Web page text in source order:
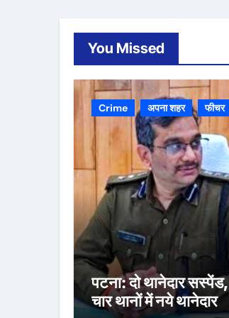
You Missed
Crime अपना शहर फीचर
पटना: दो थानेदार सस्पेंड,
चार थानों में नये थानेदार